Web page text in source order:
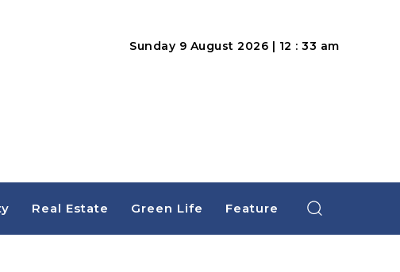
Sunday 9 August 2026 | 12 : 33 am
Real Estate Green Life Feature